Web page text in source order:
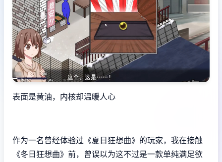
表面是黄油，内核却温暖人心
作为一名曾经体验过《夏日狂想曲》的玩家，我在接触
《冬日狂想曲》前，曾误以为这不过是一款​​单纯满足欲